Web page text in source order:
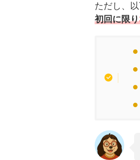
ただし、
初回に限り